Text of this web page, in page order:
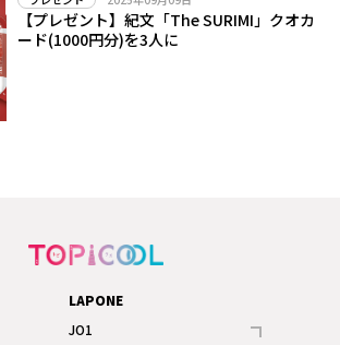
【プレゼント】紀文「The SURIMI」クオカ
ード(1000円分)を3人に
LAPONE
JO1